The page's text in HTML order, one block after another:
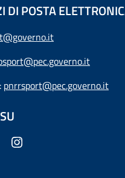
DI POSTA
pnrrsport@pec.governo.it